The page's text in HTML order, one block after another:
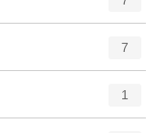
7
1